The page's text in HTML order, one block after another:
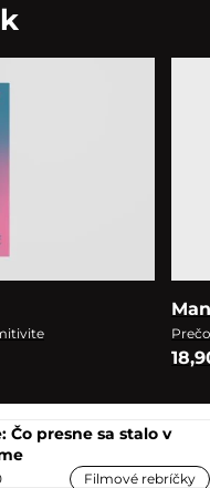
Čo presne sa stalo v
Filmové rebríčky